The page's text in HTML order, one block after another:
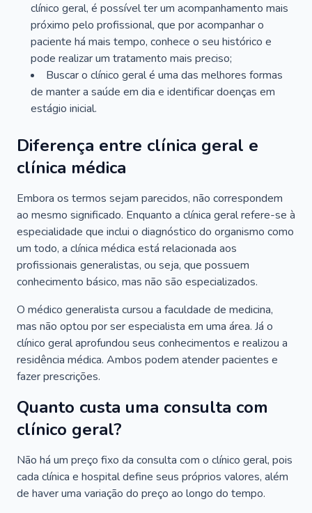
clínico geral, é possível ter um acompanhamento mais
próximo pelo profissional, que por acompanhar o
paciente há mais tempo, conhece o seu histórico e
pode realizar um tratamento mais preciso;
Buscar o clínico geral é uma das melhores formas
de manter a saúde em dia e identificar doenças em
estágio inicial.
Diferença entre clínica geral e
clínica médica
Embora os termos sejam parecidos, não correspondem
ao mesmo significado. Enquanto a clínica geral refere-se à
especialidade que inclui o diagnóstico do organismo como
um todo, a clínica médica está relacionada aos
profissionais generalistas, ou seja, que possuem
conhecimento básico, mas não são especializados.
O médico generalista cursou a faculdade de medicina,
mas não optou por ser especialista em uma área. Já o
clínico geral aprofundou seus conhecimentos e realizou a
residência médica. Ambos podem atender pacientes e
fazer prescrições.
Quanto custa uma consulta com
clínico geral?
Não há um preço fixo da consulta com o clínico geral, pois
cada clínica e hospital define seus próprios valores, além
de haver uma variação do preço ao longo do tempo.